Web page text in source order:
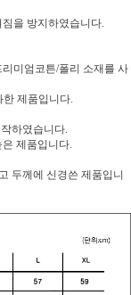
을 방지하였습니다.
미엄코튼/폴리 소재를 사
제품입니다.
하였습니다.
제품입니다.
두께에 신경쓴 제품입니